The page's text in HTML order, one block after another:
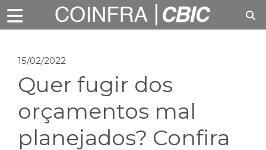
15/02/2022
Quer fugir dos
orçamentos mal
planejados? Confira